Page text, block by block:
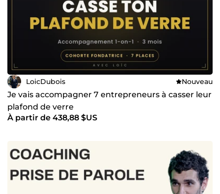
LoicDubois Nouveau
Je vais accompagner 7 entrepreneurs à casser leur
plafond de verre
À partir de 438,88 $US